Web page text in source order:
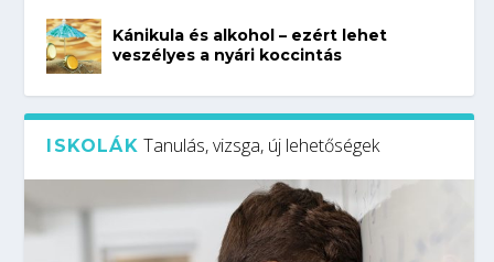
Kánikula és alkohol – ezért lehet
veszélyes a nyári koccintás
ISKOLÁK Tanulás, vizsga, új lehetőségek